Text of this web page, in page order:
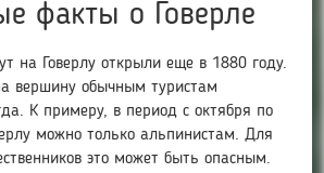
факты о Говерле
на Говерлу открыли еще в 1880 году.
вершину обычным туристам
К примеру, в период с октября по
можно только альпинистам. Для
это может быть опасным.